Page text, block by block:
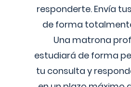
responderte. Envía
de forma
Una matrona
estudiará de forma
tu consulta y